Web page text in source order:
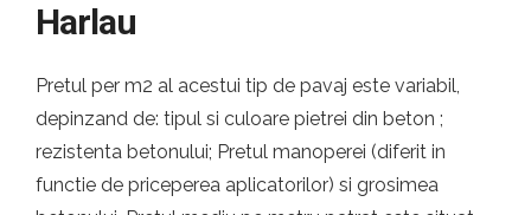
Harlau
Pretul per m2 al acestui tip de pavaj este variabil,
depinzand de: tipul si culoare pietrei din beton ;
rezistenta betonului; Pretul manoperei (diferit in
functie de priceperea aplicatorilor) si grosimea